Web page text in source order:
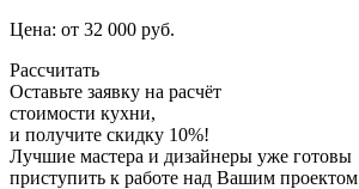
Цена: от 32 000 руб.
Рассчитать
Оставьте заявку на расчёт
стоимости кухни,
и получите скидку 10%!
Лучшие мастера и дизайнеры уже готовы
приступить к работе над Вашим проектом